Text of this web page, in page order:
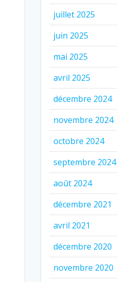
juillet 2025
juin 2025
mai 2025
avril 2025
décembre 2024
novembre 2024
octobre 2024
septembre 2024
août 2024
décembre 2021
avril 2021
décembre 2020
novembre 2020